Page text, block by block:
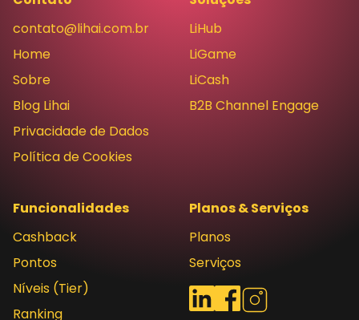
contato@lihai.com.br
Home
Sobre
Blog Lihai
Privacidade de Dados
Política de Cookies
LiHub
LiGame
LiCash
B2B Channel Engage
Funcionalidades
Cashback
Pontos
Níveis (Tier)
Ranking
Planos & Serviços
Planos
Serviços
Redes sociais
LinkedInFacebook
Instagram